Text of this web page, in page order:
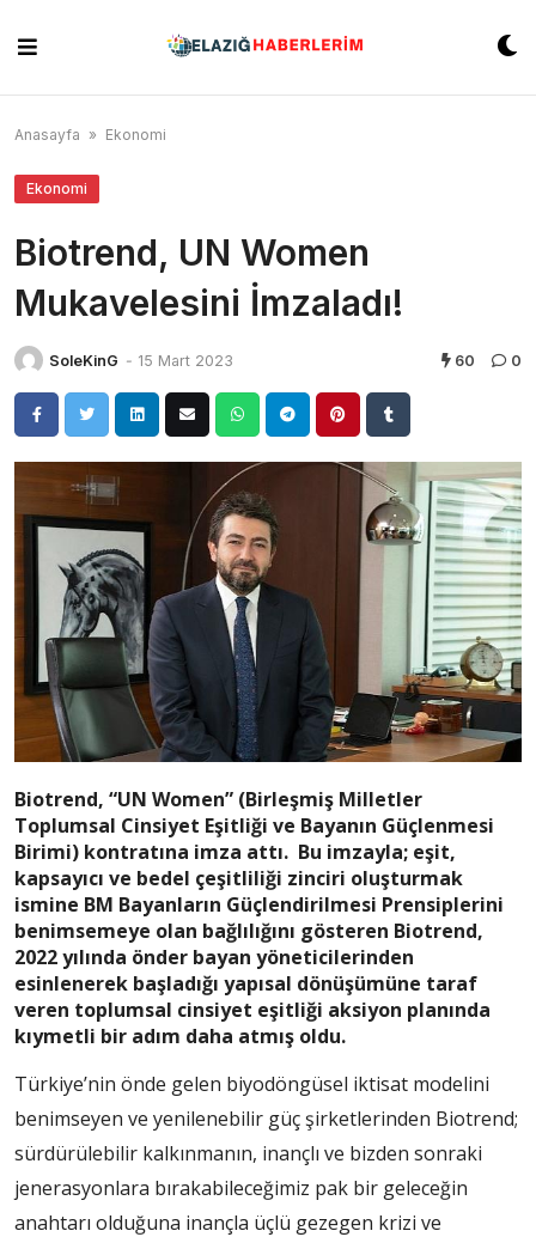
content
Anasayfa » Ekonomi
Ekonomi
Biotrend, UN Women
Mukavelesini İmzaladı!
SoleKinG - 15 Mart 2023 60 0
Biotrend, “UN Women” (Birleşmiş Milletler
Toplumsal Cinsiyet Eşitliği ve Bayanın Güçlenmesi
Birimi) kontratına imza attı. Bu imzayla; eşit,
kapsayıcı ve bedel çeşitliliği zinciri oluşturmak
ismine BM Bayanların Güçlendirilmesi Prensiplerini
benimsemeye olan bağlılığını gösteren Biotrend,
2022 yılında önder bayan yöneticilerinden
esinlenerek başladığı yapısal dönüşümüne taraf
veren toplumsal cinsiyet eşitliği aksiyon planında
kıymetli bir adım daha atmış oldu.
Türkiye’nin önde gelen biyodöngüsel iktisat modelini
benimseyen ve yenilenebilir güç şirketlerinden Biotrend;
sürdürülebilir kalkınmanın, inançlı ve bizden sonraki
jenerasyonlara bırakabileceğimiz pak bir geleceğin
anahtarı olduğuna inançla üçlü gezegen krizi ve